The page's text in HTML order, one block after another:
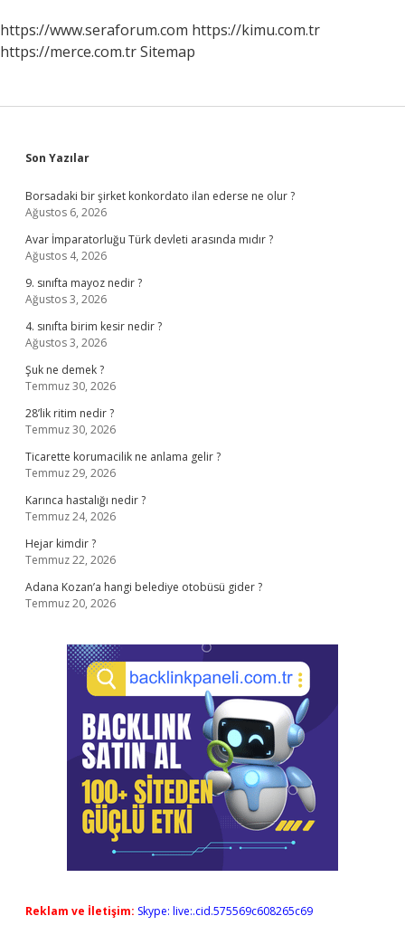
https://www.seraforum.com https://kimu.com.tr
https://merce.com.trSitemap
Sidebar
Son Yazılar
Borsadaki bir şirket konkordato ilan ederse ne olur ?
Ağustos 6, 2026
Avar İmparatorluğu Türk devleti arasında mıdır ?
Ağustos 4, 2026
9. sınıfta mayoz nedir ?
Ağustos 3, 2026
4. sınıfta birim kesir nedir ?
Ağustos 3, 2026
Şuk ne demek ?
Temmuz 30, 2026
28’lik ritim nedir ?
Temmuz 30, 2026
Ticarette korumacilik ne anlama gelir ?
Temmuz 29, 2026
Karınca hastalığı nedir ?
Temmuz 24, 2026
Hejar kimdir ?
Temmuz 22, 2026
Adana Kozan’a hangi belediye otobüsü gider ?
Temmuz 20, 2026
Reklam ve İletişim: Skype: live:.cid.575569c608265c69